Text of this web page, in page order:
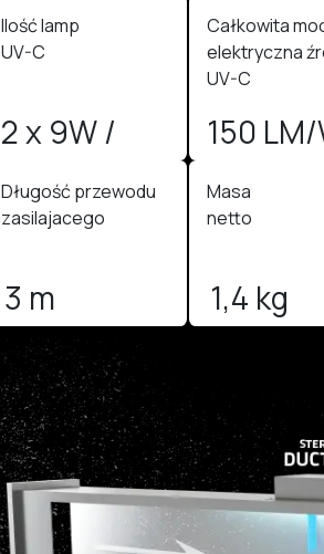
Ilość lamp
UV-C
2 x 9W /
G23
Całkowita
elektryczna
UV-C
150
Masa
netto
1,4 kg
Długość przewodu
zasilajacego
3 m